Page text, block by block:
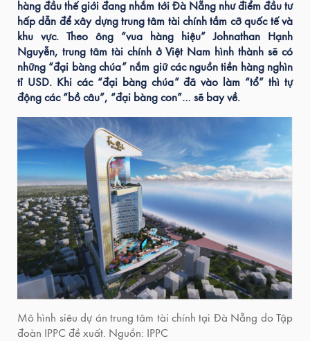
hàng đầu thế giới đang nhắm tới Đà Nẵng như điểm đầu tư
hấp dẫn để xây dựng trung tâm tài chính tầm cỡ quốc tế và
khu vực. Theo ông “vua hàng hiệu” Johnathan Hạnh
Nguyễn, trung tâm tài chính ở Việt Nam hình thành sẽ có
những “đại bàng chúa” nắm giữ các nguồn tiền hàng nghìn
tỉ USD. Khi các “đại bàng chúa” đã vào làm “tổ” thì tự
động các “bồ câu”, “đại bàng con”… sẽ bay về.
Mô hình siêu dự án trung tâm tài chính tại Đà Nẵng do Tập
đoàn IPPC đề xuất. Nguồn: IPPC